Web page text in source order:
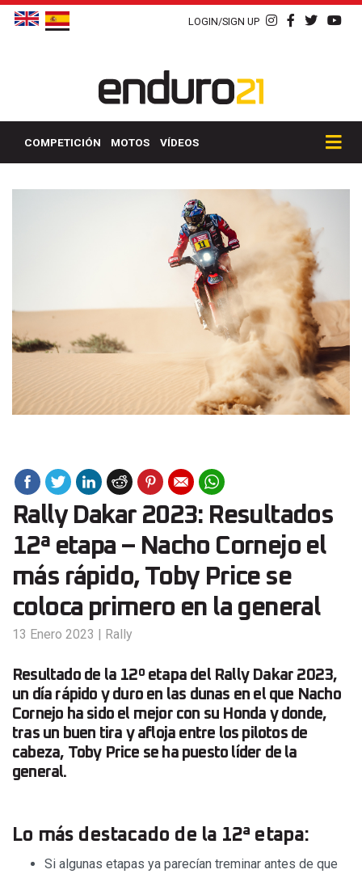
LOGIN/SIGN UP
COMPETICIÓN MOTOS VÍDEOS
Rally Dakar 2023: Resultados
12ª etapa – Nacho Cornejo el
más rápido, Toby Price se
coloca primero en la general
13 Enero 2023 | Rally
Resultado de la 12º etapa del Rally Dakar 2023,
un día rápido y duro en las dunas en el que Nacho
Cornejo ha sido el mejor con su Honda y donde,
tras un buen tira y afloja entre los pilotos de
cabeza, Toby Price se ha puesto líder de la
general.
Lo más destacado de la 12ª etapa:
Si algunas etapas ya parecían treminar antes de que